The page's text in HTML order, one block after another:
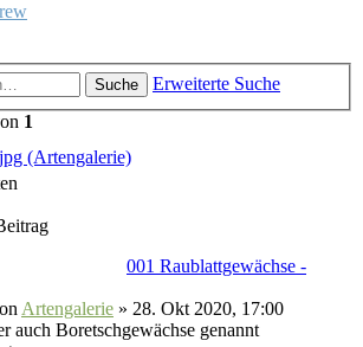
Suche
Erweiterte Suche
1
001 Raublattgewächse -
Artengalerie » 28. Okt 2020, 17:00
auch Boretschgewächse genannt